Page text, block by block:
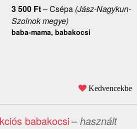
3 500 Ft–Csépa(Jász-Nagykun-
Szolnok megye)
baba-mama, babakocsi
Kedvencekbe
babakocsi– használt